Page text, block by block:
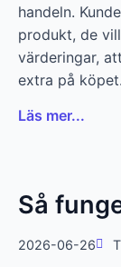
handeln.
produkt, de
värderingar,
extra på
Läs mer...
Så
2026-06-26